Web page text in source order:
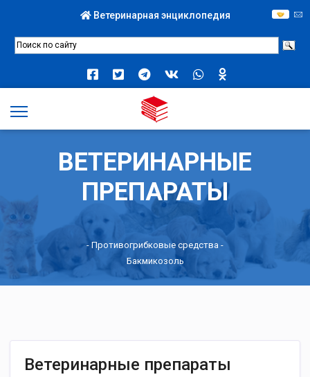
Ветеринарная энциклопедия
ВЕТЕРИНАРНЫЕ
ПРЕПАРАТЫ
- Противогрибковые средства -
Бакмикозоль
Ветеринарные препараты